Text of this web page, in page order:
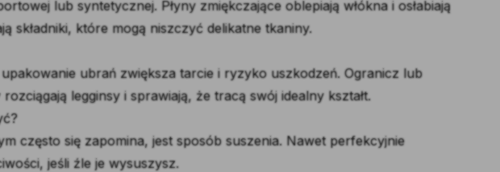
lub syntetycznej. Płyny zmiękczające oblepiają włókna i osłabiają
składniki, które mogą niszczyć delikatne tkaniny.
ubrań zwiększa tarcie i ryzyko uszkodzeń. Ogranicz lub
legginsy i sprawiają, że tracą swój idealny kształt.
często się zapomina, jest sposób suszenia. Nawet perfekcyjnie
jeśli źle je wysuszysz.